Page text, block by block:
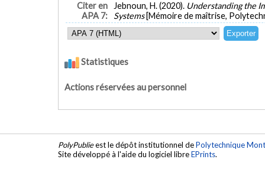
Citer en
APA 7:
Jebnoun, H. (2020). Understanding the
Systems [Mémoire de maîtrise,
Statistiques
Actions réservées au personnel
PolyPublieest le dépôt institutionnel dePolytechnique
Site développé à l'aide du logiciel libreEPrints.